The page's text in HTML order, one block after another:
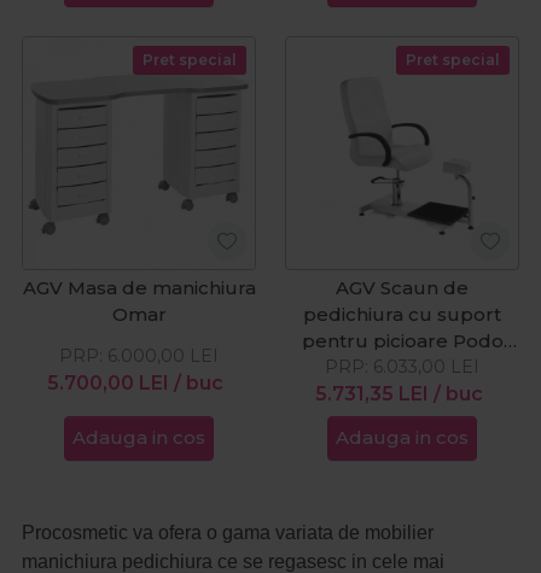
Pret special
AGV Masa de manichiura
Omar
5.700,00 LEI / buc
PRP: 6.000,00 LEI
Adauga in cos
Pret special
AGV Scaun de
pedichiura cu suport
pentru picioare Podo
Express
5.731,35 LEI / buc
PRP: 6.033,00 LEI
Adauga in cos
Procosmetic va ofera o gama variata de mobilier
manichiura pedichiura ce se regasesc in cele mai